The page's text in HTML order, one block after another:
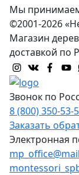
Мы
©2001-2026
Магазин
доставкой по
Звонок по
8 (800) 350-53-
Заказать
Электронная